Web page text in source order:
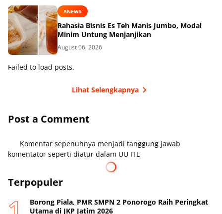
ANEWS
Rahasia Bisnis Es Teh Manis Jumbo, Modal
Minim Untung Menjanjikan
August 06, 2026
Failed to load posts.
Lihat Selengkapnya
Post a Comment
Komentar sepenuhnya menjadi tanggung jawab
komentator seperti diatur dalam UU ITE
Terpopuler
Borong Piala, PMR SMPN 2 Ponorogo Raih Peringkat
Utama di JKP Jatim 2026